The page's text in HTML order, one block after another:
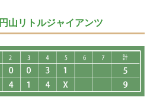
円山リトルジャイアンツ